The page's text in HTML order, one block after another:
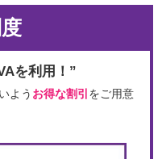
を利用！”
よう お得な割引 をご用意